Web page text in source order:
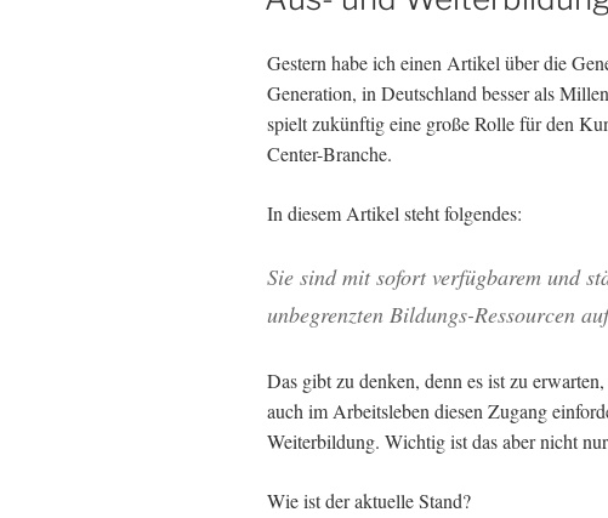
Gestern habe ich einen Artikel über die
Generation, in Deutschland besser als
spielt zukünftig eine große Rolle für den
Center-Branche.
In diesem Artikel steht folgendes:
Sie sind mit sofort verfügbarem und
unbegrenzten Bildungs-Ressourcen
Das gibt zu denken, denn es ist zu
auch im Arbeitsleben diesen Zugang
Weiterbildung. Wichtig ist das aber nicht
Wie ist der aktuelle Stand?